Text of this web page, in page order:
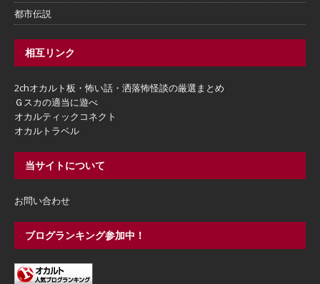
都市伝説
相互リンク
2chオカルト板・怖い話・洒落怖怪談の厳選まとめ
Ｇスカの適当に遊べ
オカルティックコネクト
オカルトラベル
当サイトについて
お問い合わせ
ブログランキング参加中！